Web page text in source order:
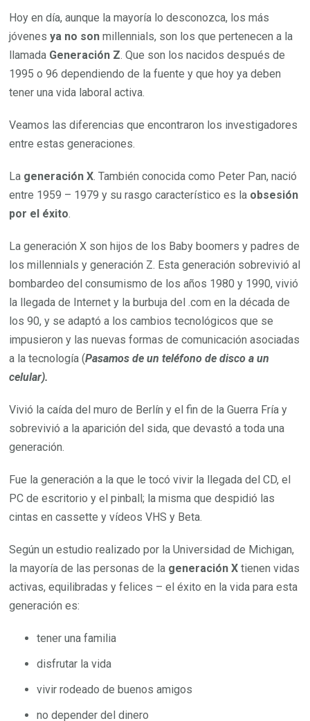
Hoy en día, aunque la mayoría lo desconozca, los más
jóvenesya no sonmillennials, son los que pertenecen a la
llamada Generación Z. Que son los nacidos después de
1995 o 96 dependiendo de la fuente y que hoy ya deben
tener una vida laboral activa.
Veamos las diferencias que encontraron los investigadores
entre estas generaciones.
La generación X. También conocida como Peter Pan, nació
entre 1959 – 1979 y su rasgo característico es la obsesión
por el éxito.
La generación X son hijos de los Baby boomers y padres de
los millennials y generación Z. Esta generación sobrevivió al
bombardeo del consumismo de los años 1980 y 1990, vivió
la llegada de Internet y la burbuja del .com en la década de
los 90, y se adaptó a los cambios tecnológicos que se
impusieron y las nuevas formas de comunicación asociadas
a la tecnología (Pasamos de un teléfono de disco a un
celular).
Vivió la caída del muro de Berlín y el fin de la Guerra Fría y
sobrevivió a la aparición del sida, que devastó a toda una
generación.
Fue la generación a la que le tocó vivir la llegada del CD, el
PC de escritorio y el pinball; la misma que despidió las
cintas en cassette y vídeos VHS y Beta.
Según un estudio realizado por la Universidad de Michigan,
la mayoría de las personas de la generación X tienen vidas
activas, equilibradas y felices – el éxito en la vida para esta
generación es:
tener una familia
disfrutar la vida
vivir rodeado de buenos amigos
no depender del dinero